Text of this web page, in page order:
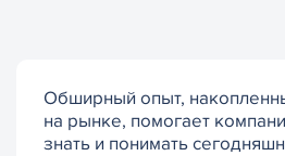
Обширный опыт,
на рынке, помогает
знать и понимать